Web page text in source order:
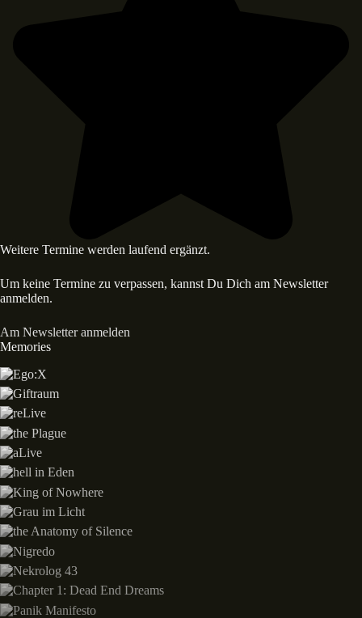
Weitere Termine werden laufend ergänzt.
Um keine Termine zu verpassen, kannst Du Dich am Newsletter
anmelden.
Am Newsletter anmelden
Memories